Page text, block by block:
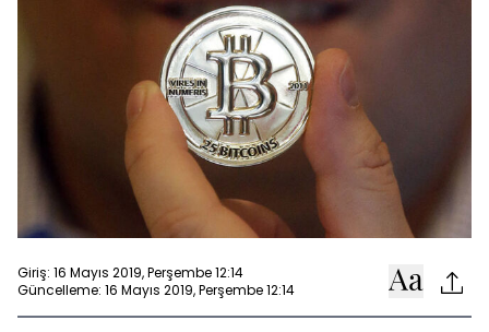
Giriş: 16 Mayıs 2019, Perşembe 12:14
Güncelleme: 16 Mayıs 2019, Perşembe 12:14